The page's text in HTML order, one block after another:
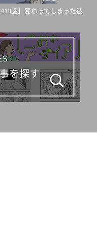
413話】変わってしまった彼